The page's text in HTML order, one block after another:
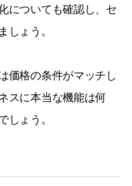
についても確認し、セ
しょう。
価格の条件がマッチし
スに本当な機能は何
しょう。